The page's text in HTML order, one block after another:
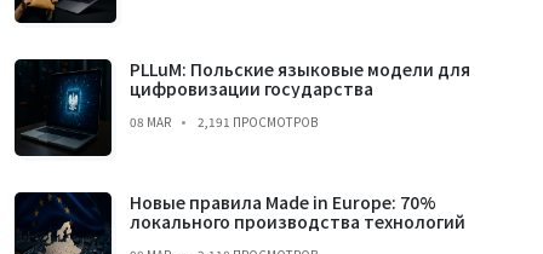
PLLuM: Польские языковые модели для
цифровизации государства
08 MAR 2,191 ПРОСМОТРОВ
Новые правила Made in Europe: 70%
локального производства технологий